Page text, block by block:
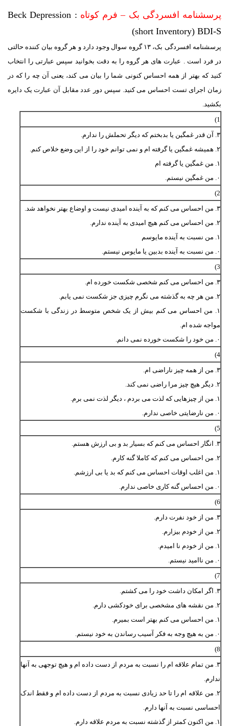
پرسشنامه افسردگی بک – فرم کوتاه
: Beck Depression
short Inventory) BDI-S)
پرسشنامه افسردگی بک، ۱۳ گروه سوال وجود دارد و هر گروه بیان کننده حالتی
در فرد است . عبارت های هر گروه را به دقت بخوانید سپس عبارتی را انتخاب
کنید که بهتر از همه احساس کنونی شما را بیان می کند، یعنی آن چه را که در
زمان اجرای تست احساس می کنید. سپس دور عدد مقابل آن عبارت یک دایره
بکشید.
1)
۳. آن قدر غمگین یا بدبختم که دیگر تحملش را ندارم.
۲. همیشه غمگین یا گرفته ام و نمی توانم خود را از این وضع خلاص کنم.
۱. من غمگین یا گرفته ام
۰. من غمگین نیستم.
2)
۳. من احساس می کنم که به آینده امیدی نیست و اوضاع بهتر نخواهد شد.
۲. من احساس می کنم هیچ امیدی به آینده ندارم.
۱. من نسبت به آینده مایوسم
۰. من نسبت به آینده بدبین یا مایوس نیستم.
3)
۳. من احساس می کنم شخصی شکست خورده ام.
۲. من هر چه به گذشته می نگرم چیزی جز شکست نمی یابم.
۱. من احساس می کنم بیش از یک شخص متوسط در زندگی با شکست
مواجه شده ام.
۰. من خود را شکست خورده نمی دانم.
4)
۳. من از همه چیز ناراضی ام.
۲. دیگر هیچ چیز مرا راضی نمی کند.
۱. من از چیزهایی که لذت می بردم ، دیگر لذت نمی برم.
۰. من نارضایتی خاصی ندارم.
5)
۳. انگار احساس می کنم که بسیار بد و بی ارزش هستم.
۲. من احساس می کنم که کاملا گنه کارم.
۱. من اغلب اوقات احساس می کنم که بد یا بی ارزشم.
۰. من احساس گنه کاری خاصی ندارم.
6)
۳. من از خود نفرت دارم.
۲. من از خودم بیزارم.
۱. من از خودم نا امیدم.
۰. من ناامید نیستم.
7)
۳. اگر امکان داشت خود را می کشتم.
۲. من نقشه های مشخصی برای خودکشی دارم.
۱. من احساس می کنم بهتر است بمیرم.
۰. من به هیچ وجه به فکر آسیب رساندن به خود نیستم.
8)
۳. من تمام علاقه ام را نسبت به مردم از دست داده ام و هیچ توجهی به آنها
ندارم.
۲. من علاقه ام را تا حد زیادی نسبت به مردم از دست داده ام و فقط اندک
احساسی نسبت به آنها دارم.
۱. من اکنون کمتر از گذشته نسبت به مردم علاقه دارم.